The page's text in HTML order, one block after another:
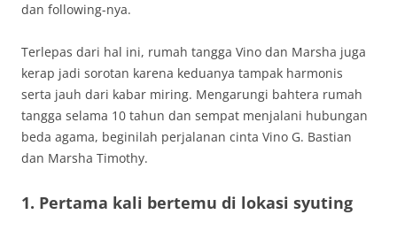
dan following-nya.
Terlepas dari hal ini, rumah tangga Vino dan Marsha juga
kerap jadi sorotan karena keduanya tampak harmonis
serta jauh dari kabar miring. Mengarungi bahtera rumah
tangga selama 10 tahun dan sempat menjalani hubungan
beda agama, beginilah perjalanan cinta Vino G. Bastian
dan Marsha Timothy.
1. Pertama kali bertemu di lokasi syuting